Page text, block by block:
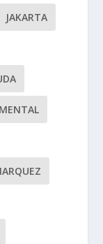
JAKARTA